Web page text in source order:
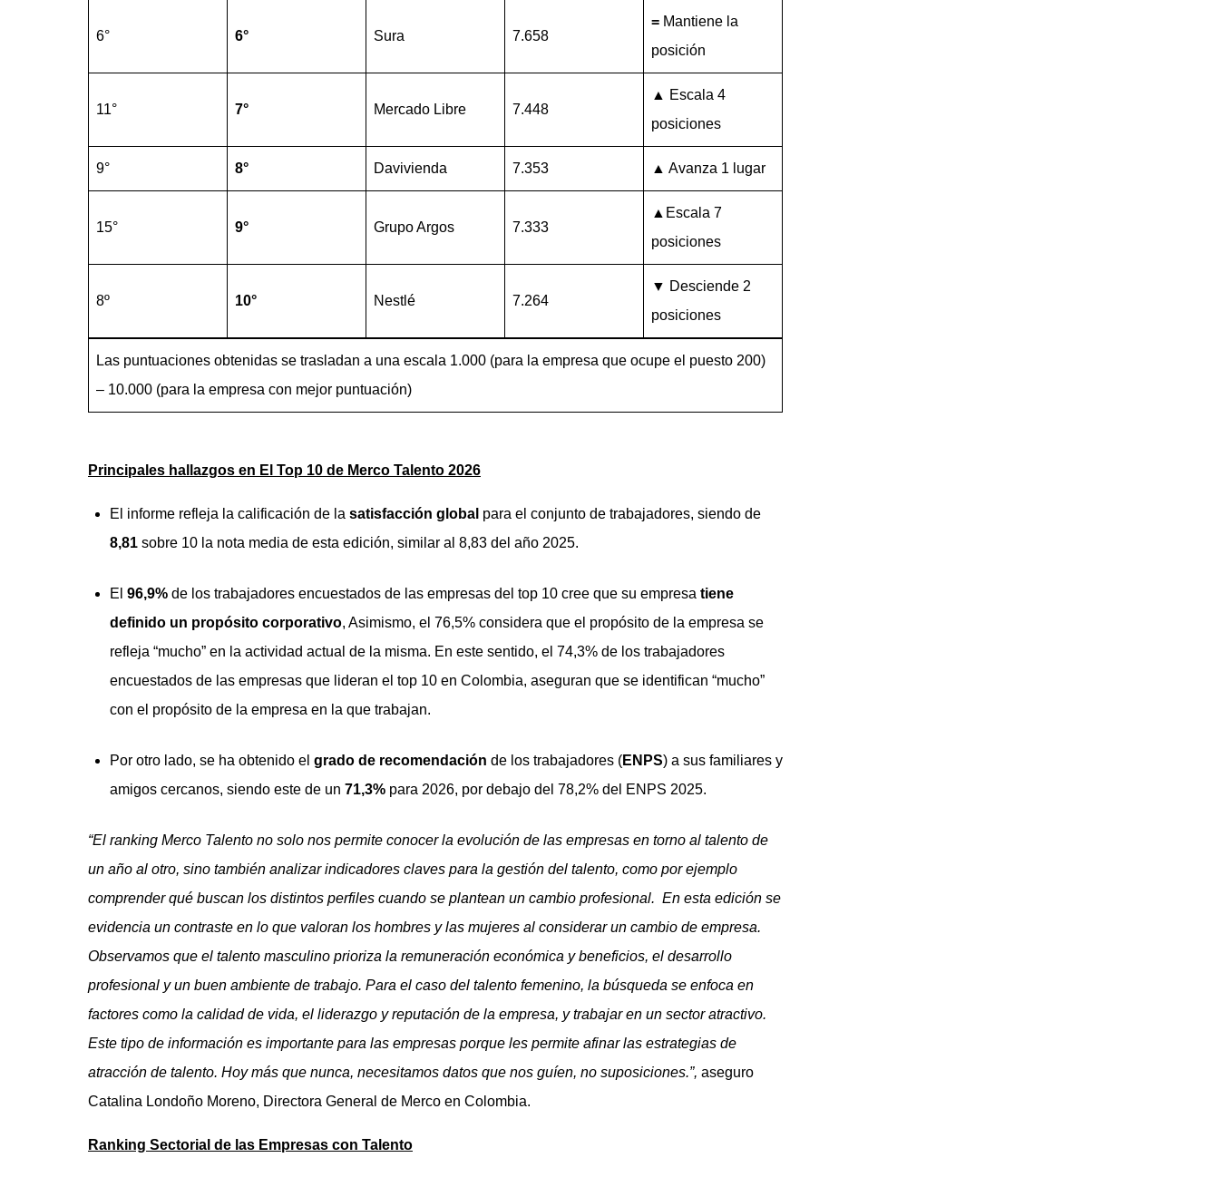
6° 6° Sura 7.658
= Mantiene la
posición
11° 7° Mercado Libre 7.448
▲ Escala 4
posiciones
9° 8° Davivienda 7.353 ▲ Avanza 1 lugar
15° 9° Grupo Argos 7.333
▲Escala 7
posiciones
8º 10° Nestlé 7.264
▼ Desciende 2
posiciones
Las puntuaciones obtenidas se trasladan a una escala 1.000 (para la empresa que ocupe el puesto 200)
– 10.000 (para la empresa con mejor puntuación)
Principales hallazgos en El Top 10 de Merco Talento 2026
El informe refleja la calificación de la satisfacción global para el conjunto de trabajadores, siendo de
8,81 sobre 10 la nota media de esta edición, similar al 8,83 del año 2025.
El 96,9% de los trabajadores encuestados de las empresas del top 10 cree que su empresa tiene
definido un propósito corporativo, Asimismo, el 76,5% considera que el propósito de la empresa se
refleja “mucho” en la actividad actual de la misma. En este sentido, el 74,3% de los trabajadores
encuestados de las empresas que lideran el top 10 en Colombia, aseguran que se identifican “mucho”
con el propósito de la empresa en la que trabajan.
Por otro lado, se ha obtenido el grado de recomendación de los trabajadores (E NPS) a sus familiares y
amigos cercanos, siendo este de un 71,3% para 2026, por debajo del 78,2% del ENPS 2025.
“El ranking Merco Talento no solo nos permite conocer la evolución de las empresas en torno al talento de
un año al otro, sino también analizar indicadores claves para la gestión del talento, como por ejemplo
comprender qué buscan los distintos perfiles cuando se plantean un cambio profesional. En esta edición se
evidencia un contraste en lo que valoran los hombres y las mujeres al considerar un cambio de empresa.
Observamos que el talento masculino prioriza la remuneración económica y beneficios, el desarrollo
profesional y un buen ambiente de trabajo. Para el caso del talento femenino, la búsqueda se enfoca en
factores como la calidad de vida, el liderazgo y reputación de la empresa, y trabajar en un sector atractivo.
Este tipo de información es importante para las empresas porque les permite afinar las estrategias de
atracción de talento. Hoy más que nunca, necesitamos datos que nos guíen, no suposiciones.”, aseguro
Catalina Londoño Moreno, Directora General de Merco en Colombia.
Ranking Sectorial de las Empresas con Talento